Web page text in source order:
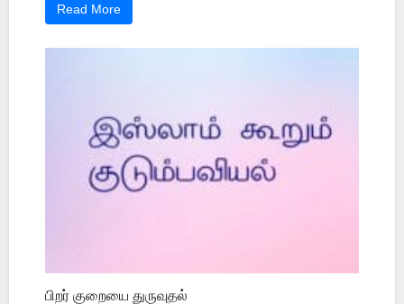
Read More
பிறர் குறையை துருவுதல்